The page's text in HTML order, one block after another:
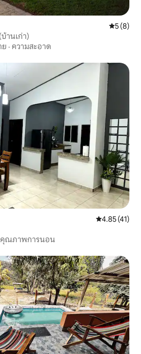
คะแนนเฉ
5 (8)
านเก่า)
ย · ความสะอาด
คะแนนเฉลี่ย
4.85 (41)
คุณภาพการนอน